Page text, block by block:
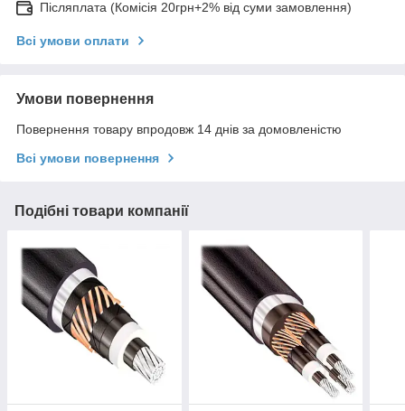
Післяплата (Комісія 20грн+2% від суми замовлення)
Всі умови оплати
Умови повернення
Повернення товару впродовж 14 днів за домовленістю
Всі умови повернення
Подібні товари компанії